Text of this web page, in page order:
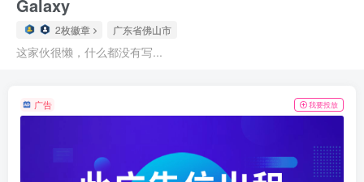
Galaxy
2枚徽章 广东省佛山市
这家伙很懒，什么都没有写...
广告 我要投放